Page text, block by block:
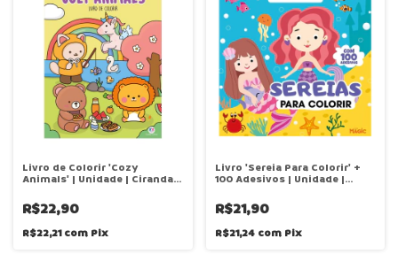
Livro de Colorir 'Cozy
Animals' | Unidade | Ciranda
R$22,90
R$22,21com Pix
Livro 'Sereia Para Colorir' +
100 Adesivos | Unidade |
R$21,90
R$21,24 com Pix